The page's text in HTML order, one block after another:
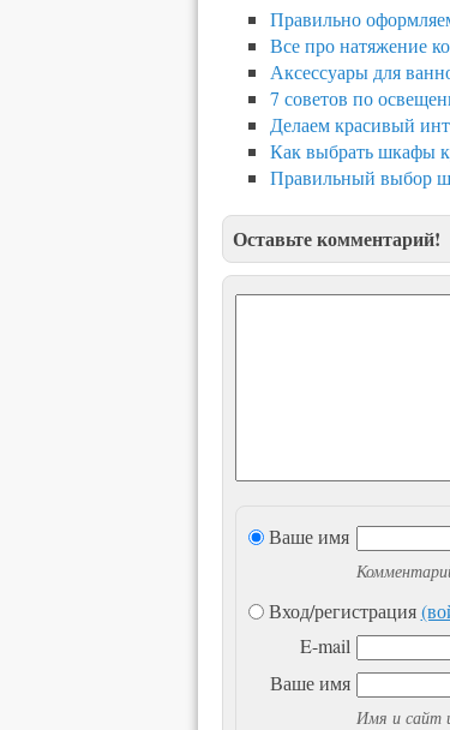
Правильно
Все про натяжение
Аксессуары для
7 советов по
Делаем красивый
Как выбрать шкафы
Правильный выбор
Оставьте комментарий!
Ваше имя
Вход/регистрация
E-mail
Ваше имя
Имя и сайт